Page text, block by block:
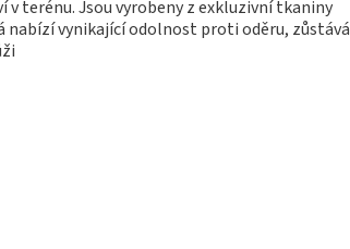
terénu. Jsou vyrobeny z exkluzivní tkaniny
nabízí vynikající odolnost proti oděru, zůstává